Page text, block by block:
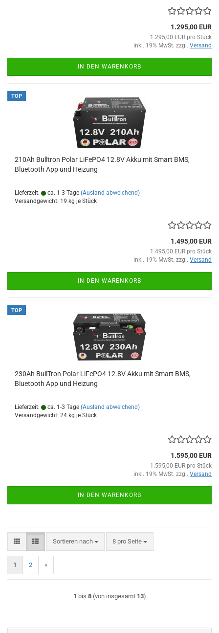
1.295,00 EUR
1.295,00 EUR pro Stück
inkl. 19% MwSt. zzgl. Versand
IN DEN WARENKORB
TOP
210Ah Bulltron Polar LiFePO4 12.8V Akku mit Smart BMS,
Bluetooth App und Heizung
Lieferzeit: ca. 1-3 Tage (Ausland abweichend)
Versandgewicht: 19 kg je Stück
1.495,00 EUR
1.495,00 EUR pro Stück
inkl. 19% MwSt. zzgl. Versand
IN DEN WARENKORB
TOP
230Ah BullTron Polar LiFePO4 12.8V Akku mit Smart BMS,
Bluetooth App und Heizung
Lieferzeit: ca. 1-3 Tage (Ausland abweichend)
Versandgewicht: 24 kg je Stück
1.595,00 EUR
1.595,00 EUR pro Stück
inkl. 19% MwSt. zzgl. Versand
IN DEN WARENKORB
Sortieren nach
Sortieren nach 8 pro Seite
pro Seite
1 2 »
1 bis 8(von insgesamt 13)